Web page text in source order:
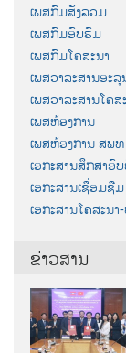
ເພສກົມສັງລວມ
ເພສກົມອົບຮົມ
ເພສກົມໂຄສະນາ
ເພສວາລະສານອະ
ເພສວາລະສານໂຄສ
ເພສຫ້ອງການ
ເພສຫ້ອງການ ສພທ
ເອກະສານສຶກສາອົ
ເອກະສານເຊື່ອມຊື
ເອກະສານໂຄສະນາ
ຂ່າວສານ